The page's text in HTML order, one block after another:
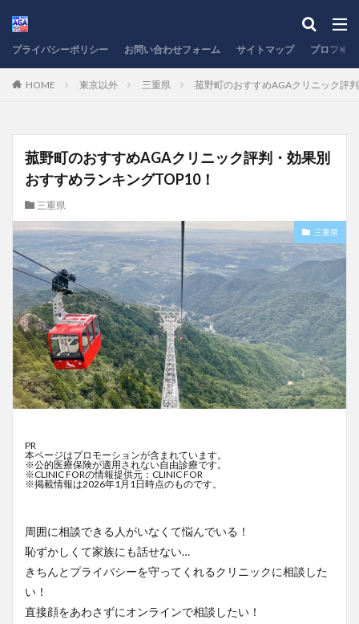
プライバシーポリシー お問い合わせフォーム サイトマップ プロフィ
HOME 東京以外 三重県 菰野町のおすすめAGAクリニック評
菰野町のおすすめAGAクリニック評判・効果別
おすすめランキングTOP10！
三重県
三重県
PR
本ページはプロモーションが含まれています。
※公的医療保険が適用されない自由診療です。
※CLINIC FORの情報提供元：CLINIC FOR
※掲載情報は2026年1月1日時点のものです。
周囲に相談できる人がいなくて悩んでいる！
恥ずかしくて家族にも話せない…
きちんとプライバシーを守ってくれるクリニックに相談した
い！
直接顔をあわさずにオンラインで相談したい！